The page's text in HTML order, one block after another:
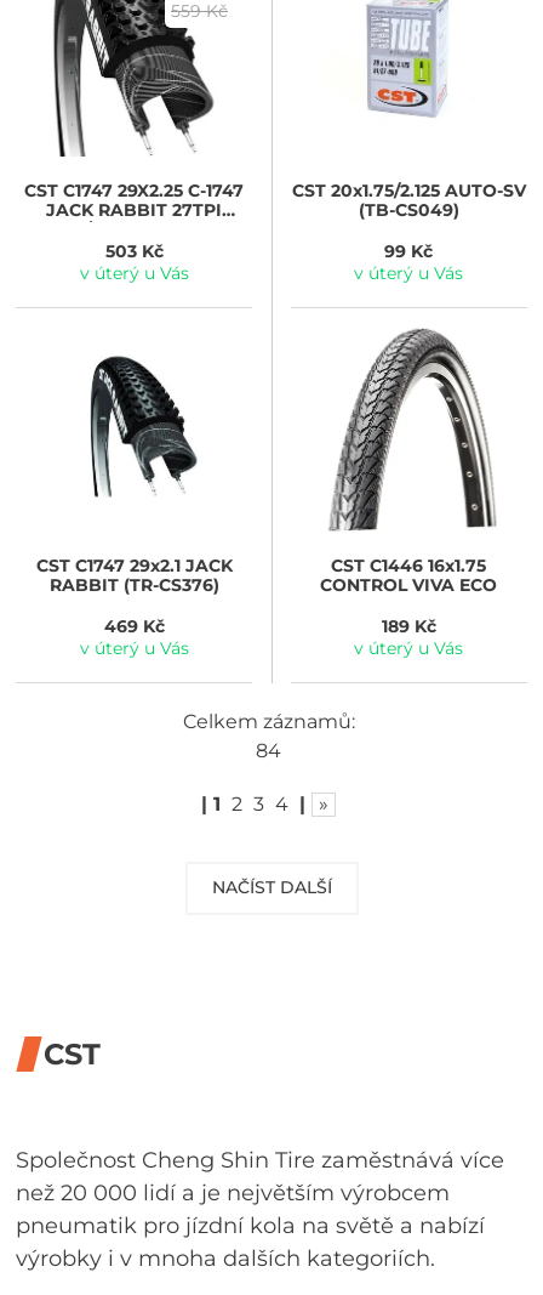
559 Kč
CST C1747 29X2.25 C-1747
JACK RABBIT 27TPI
WIRE/DRUT PREMIUM
503 Kč
v úterý u Vás
CST20x1.75/2.125 AUTO-SV
(TB-CS049)
99 Kč
v úterý u Vás
CSTC1747 29x2.1 JACK
RABBIT (TR-CS376)
469 Kč
v úterý u Vás
CST C1446 16x1.75
CONTROL VIVA ECO
189 Kč
v úterý u Vás
NAČÍST DALŠÍ
Celkem záznamů:
84
| 1 2 3 4 | »
CST
Společnost Cheng Shin Tire zaměstnává více
než 20 000 lidí a je největším výrobcem
pneumatik pro jízdní kola na světě a nabízí
výrobky i v mnoha dalších kategoriích.